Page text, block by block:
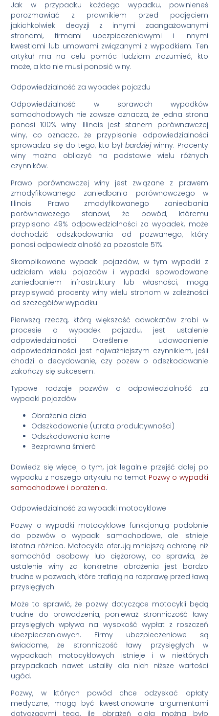
Jak w przypadku każdego wypadku, powinieneś
porozmawiać z prawnikiem przed podjęciem
jakichkolwiek decyzji z innymi zaangażowanymi
stronami, firmami ubezpieczeniowymi i innymi
kwestiami lub umowami związanymi z wypadkiem. Ten
artykuł ma na celu pomóc ludziom zrozumieć, kto
może, a kto nie musi ponosić winy.
Odpowiedzialność za wypadek pojazdu
Odpowiedzialność w sprawach wypadków
samochodowych nie zawsze oznacza, że jedna strona
ponosi 100% winy. Illinois jest stanem porównawczej
winy, co oznacza, że przypisanie odpowiedzialności
sprowadza się do tego, kto był bardziejwinny. Procenty
winy można obliczyć na podstawie wielu różnych
czynników.
Prawo porównawczej winy jest związane z prawem
zmodyfikowanego zaniedbania porównawczego w
Illinois. Prawo zmodyfikowanego zaniedbania
porównawczego stanowi, że powód, któremu
przypisano 49% odpowiedzialności za wypadek, może
dochodzić odszkodowania od pozwanego, który
ponosi odpowiedzialność za pozostałe 51%.
Skomplikowane wypadki pojazdów, w tym wypadki z
udziałem wielu pojazdów i wypadki spowodowane
zaniedbaniem infrastruktury lub własności, mogą
przypisywać procenty winy wielu stronom w zależności
od szczegółów wypadku.
Pierwszą rzeczą, którą większość adwokatów zrobi w
procesie o wypadek pojazdu, jest ustalenie
odpowiedzialności. Określenie i udowodnienie
odpowiedzialności jest najważniejszym czynnikiem, jeśli
chodzi o decydowanie, czy pozew o odszkodowanie
zakończy się sukcesem.
Typowe rodzaje pozwów o odpowiedzialność za
wypadki pojazdów
Obrażenia ciała
Odszkodowanie (utrata produktywności)
Odszkodowania karne
Bezprawna śmierć
Dowiedz się więcej o tym, jak legalnie przejść dalej po
wypadku z naszego artykułu na temat Pozwy o wypadki
samochodowe i obrażenia.
Odpowiedzialność za wypadki motocyklowe
Pozwy o wypadki motocyklowe funkcjonują podobnie
do pozwów o wypadki samochodowe, ale istnieje
istotna różnica. Motocykle oferują mniejszą ochronę niż
samochód osobowy lub ciężarowy, co sprawia, że
ustalenie winy za konkretne obrażenia jest bardzo
trudne w pozwach, które trafiają na rozprawę przed ławą
przysięgłych.
Może to sprawić, że pozwy dotyczące motocykli będą
trudne do prowadzenia, ponieważ stronniczość ławy
przysięgłych wpływa na wysokość wypłat z roszczeń
ubezpieczeniowych. Firmy ubezpieczeniowe są
świadome, że stronniczość ławy przysięgłych w
wypadkach motocyklowych istnieje i w niektórych
przypadkach nawet ustaliły dla nich niższe wartości
ugód.
Pozwy, w których powód chce odzyskać opłaty
medyczne, mogą być kwestionowane argumentami
dotyczącymi tego, ile obrażeń ciała można było